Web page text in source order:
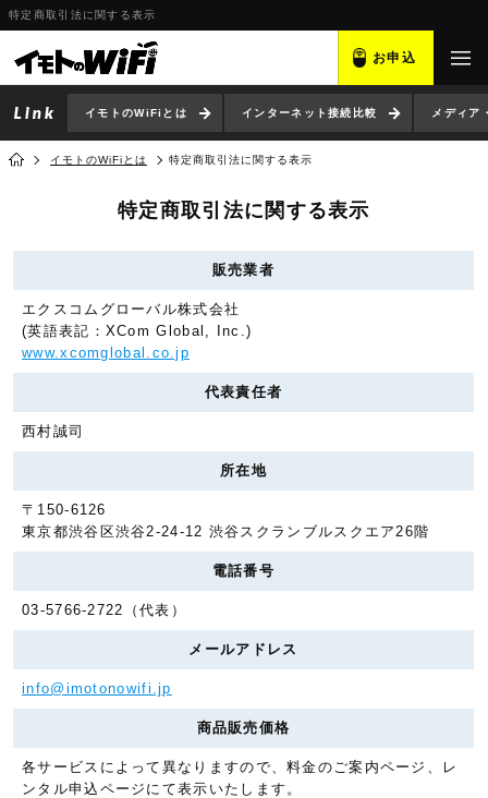
特定商取引法に関する表示
お申込
イモトのWiFiとは インターネット接続比較 メディア
イモトのWiFiとは 特定商取引法に関する表示
特定商取引法に関する表示
販売業者
エクスコムグローバル株式会社
(英語表記：XCom Global, Inc.)
www.xcomglobal.co.jp
代表責任者
西村誠司
所在地
〒150-6126
東京都渋谷区渋谷2-24-12 渋谷スクランブルスクエア26階
電話番号
03-5766-2722（代表）
メールアドレス
info@imotonowifi.jp
商品販売価格
各サービスによって異なりますので、料金のご案内ページ、レ
ンタル申込ページにて表示いたします。